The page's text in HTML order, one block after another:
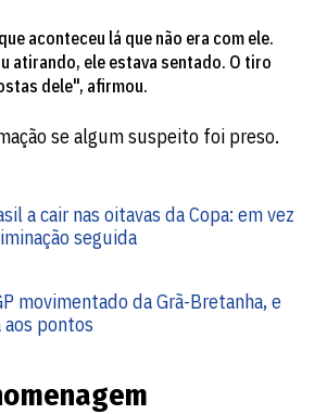
aconteceu lá que não era com ele.
atirando, ele estava sentado. O tiro
dele", afirmou.
se algum suspeito foi preso.
a cair nas oitavas da Copa: em vez
seguida
movimentado da Grã-Bretanha, e
pontos